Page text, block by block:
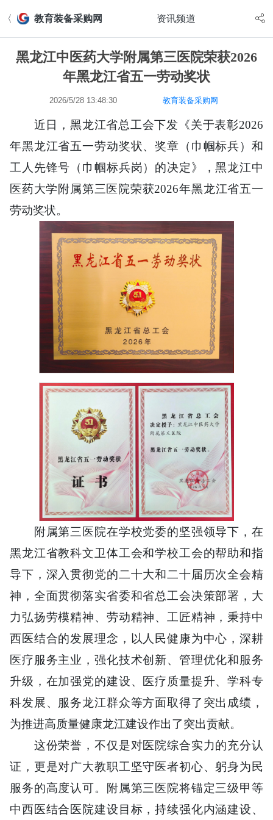
〈 教育装备采购网 资讯频道
黑龙江中医药大学附属第三医院荣获2026
年黑龙江省五一劳动奖状
2026/5/28 13:48:30 教育装备采购网
近日，黑龙江省总工会下发《关于表彰2026
年黑龙江省五一劳动奖状、奖章（巾帼标兵）和
工人先锋号（巾帼标兵岗）的决定》，黑龙江中
医药大学附属第三医院荣获2026年黑龙江省五一
劳动奖状。
附属第三医院在学校党委的坚强领导下，在
黑龙江省教科文卫体工会和学校工会的帮助和指
导下，深入贯彻党的二十大和二十届历次全会精
神，全面贯彻落实省委和省总工会决策部署，大
力弘扬劳模精神、劳动精神、工匠精神，秉持中
西医结合的发展理念，以人民健康为中心，深耕
医疗服务主业，强化技术创新、管理优化和服务
升级，在加强党的建设、医疗质量提升、学科专
科发展、服务龙江群众等方面取得了突出成绩，
为推进高质量健康龙江建设作出了突出贡献。
这份荣誉，不仅是对医院综合实力的充分认
证，更是对广大教职工坚守医者初心、躬身为民
服务的高度认可。附属第三医院将锚定三级甲等
中西医结合医院建设目标，持续强化内涵建设、